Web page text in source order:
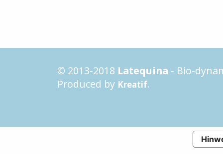
© 2013-2018 Latequina - Bio-
Produced by Kreatif.